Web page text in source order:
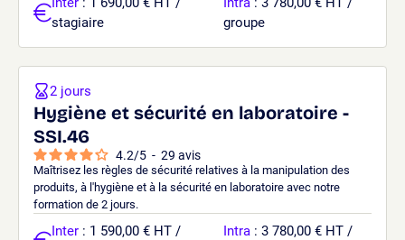
stagiaire
groupe
Hygiène et sécurité en laboratoire -
SSI.46
4.2/5 - 29 avis
Maîtrisez les règles de sécurité relatives à la manipulation des
produits, à l'hygiène et à la sécurité en laboratoire avec notre
formation de 2 jours.
2 jours
Inter : 1 590,00 € HT /
Intra : 3 780,00 € HT /